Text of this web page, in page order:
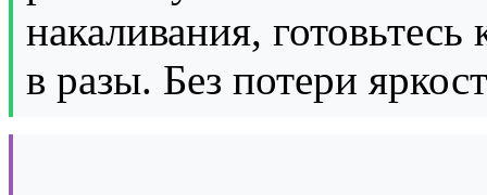
накаливания, готовьтесь
в разы. Без потери